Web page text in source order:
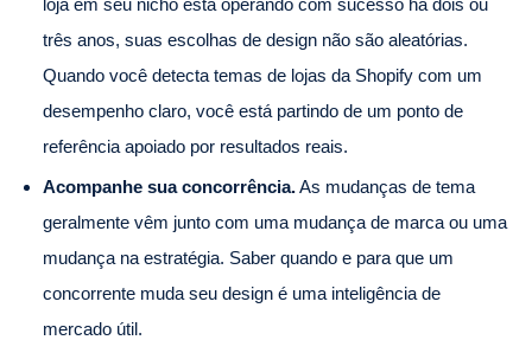
loja em seu nicho está operando com sucesso há dois ou
três anos, suas escolhas de design não são aleatórias.
Quando você detecta temas de lojas da Shopify com um
desempenho claro, você está partindo de um ponto de
referência apoiado por resultados reais.
Acompanhe sua concorrência.As mudanças de tema
geralmente vêm junto com uma mudança de marca ou uma
mudança na estratégia. Saber quando e para que um
concorrente muda seu design é uma inteligência de
mercado útil.